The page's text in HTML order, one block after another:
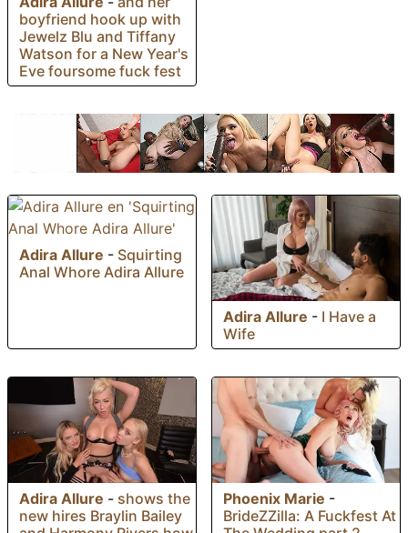
boyfriend hook up with
Jewelz Blu and Tiffany
Watson for a New Year's
Eve foursome fuck fest
Adira Allure - Squirting
Anal Whore Adira Allure
Adira Allure - I Have a
Wife
Adira Allure - shows the
new hires Braylin Bailey
Phoenix Marie -
BrideZZilla: A Fuckfest At